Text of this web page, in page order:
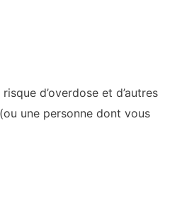
d’overdose et d’autres
une personne dont vous